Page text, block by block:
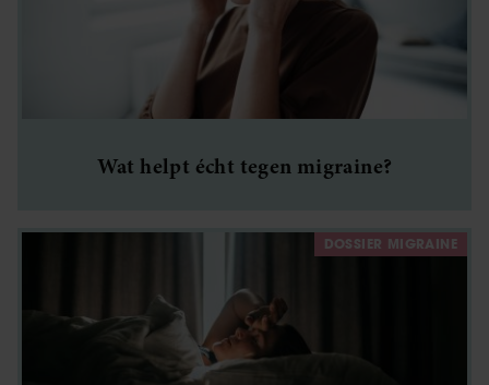
Wat helpt écht tegen migraine?
DOSSIER MIGRAINE